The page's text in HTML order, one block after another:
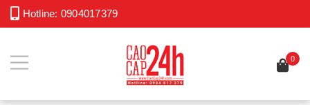
Hotline: 0904017379
0